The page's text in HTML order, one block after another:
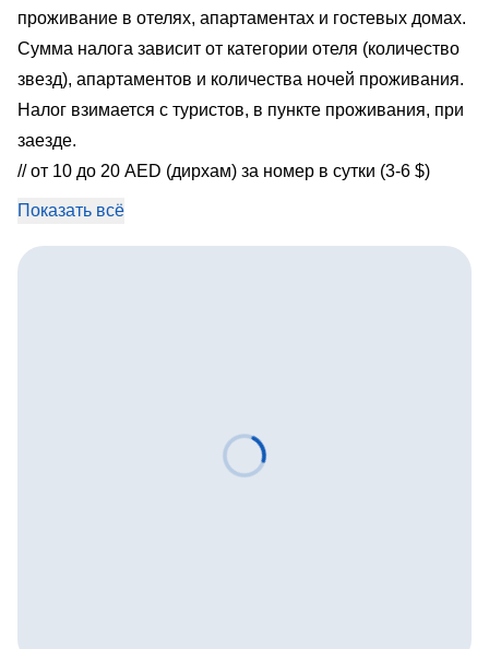
проживание в отелях, апартаментах и гостевых домах.
Сумма налога зависит от категории отеля (количество
звезд), апартаментов и количества ночей проживания.
Налог взимается с туристов, в пункте проживания, при
заезде.
// от 10 до 20 AED (дирхам) за номер в сутки (3-6 $)
Показать всё